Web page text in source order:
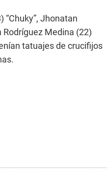
Jhonatan
Rodríguez Medina (22)
tatuajes de crucifijos